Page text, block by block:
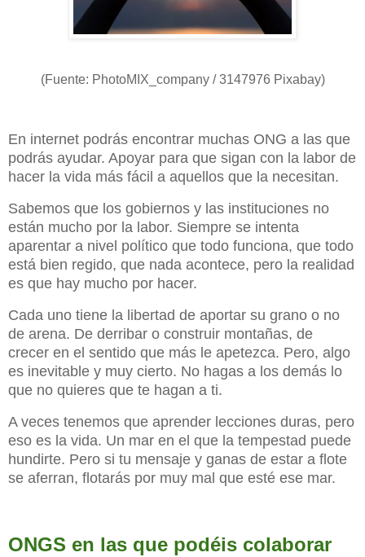
(Fuente: PhotoMIX_company / 3147976 Pixabay)
En internet podrás encontrar muchas ONG a las que
podrás ayudar. Apoyar para que sigan con la labor de
hacer la vida más fácil a aquellos que la necesitan.
Sabemos que los gobiernos y las instituciones no
están mucho por la labor. Siempre se intenta
aparentar a nivel político que todo funciona, que todo
está bien regido, que nada acontece, pero la realidad
es que hay mucho por hacer.
Cada uno tiene la libertad de aportar su grano o no
de arena. De derribar o construir montañas, de
crecer en el sentido que más le apetezca. Pero, algo
es inevitable y muy cierto. No hagas a los demás lo
que no quieres que te hagan a ti.
A veces tenemos que aprender lecciones duras, pero
eso es la vida. Un mar en el que la tempestad puede
hundirte. Pero si tu mensaje y ganas de estar a flote
se aferran, flotarás por muy mal que esté ese mar.
ONGS en las que podéis colaborar